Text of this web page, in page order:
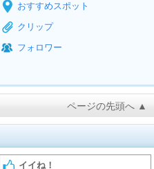
おすすめスポット
クリップ
フォロワー
ページの先頭へ ▲
イイね！